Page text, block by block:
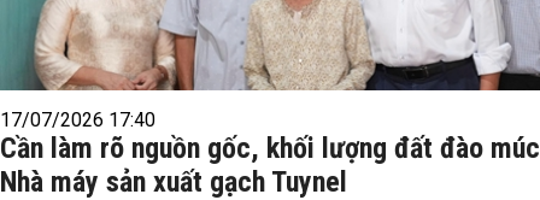
17/07/2026 17:40
Cần làm rõ nguồn gốc, khối lượng đất đào
Nhà máy sản xuất gạch Tuynel